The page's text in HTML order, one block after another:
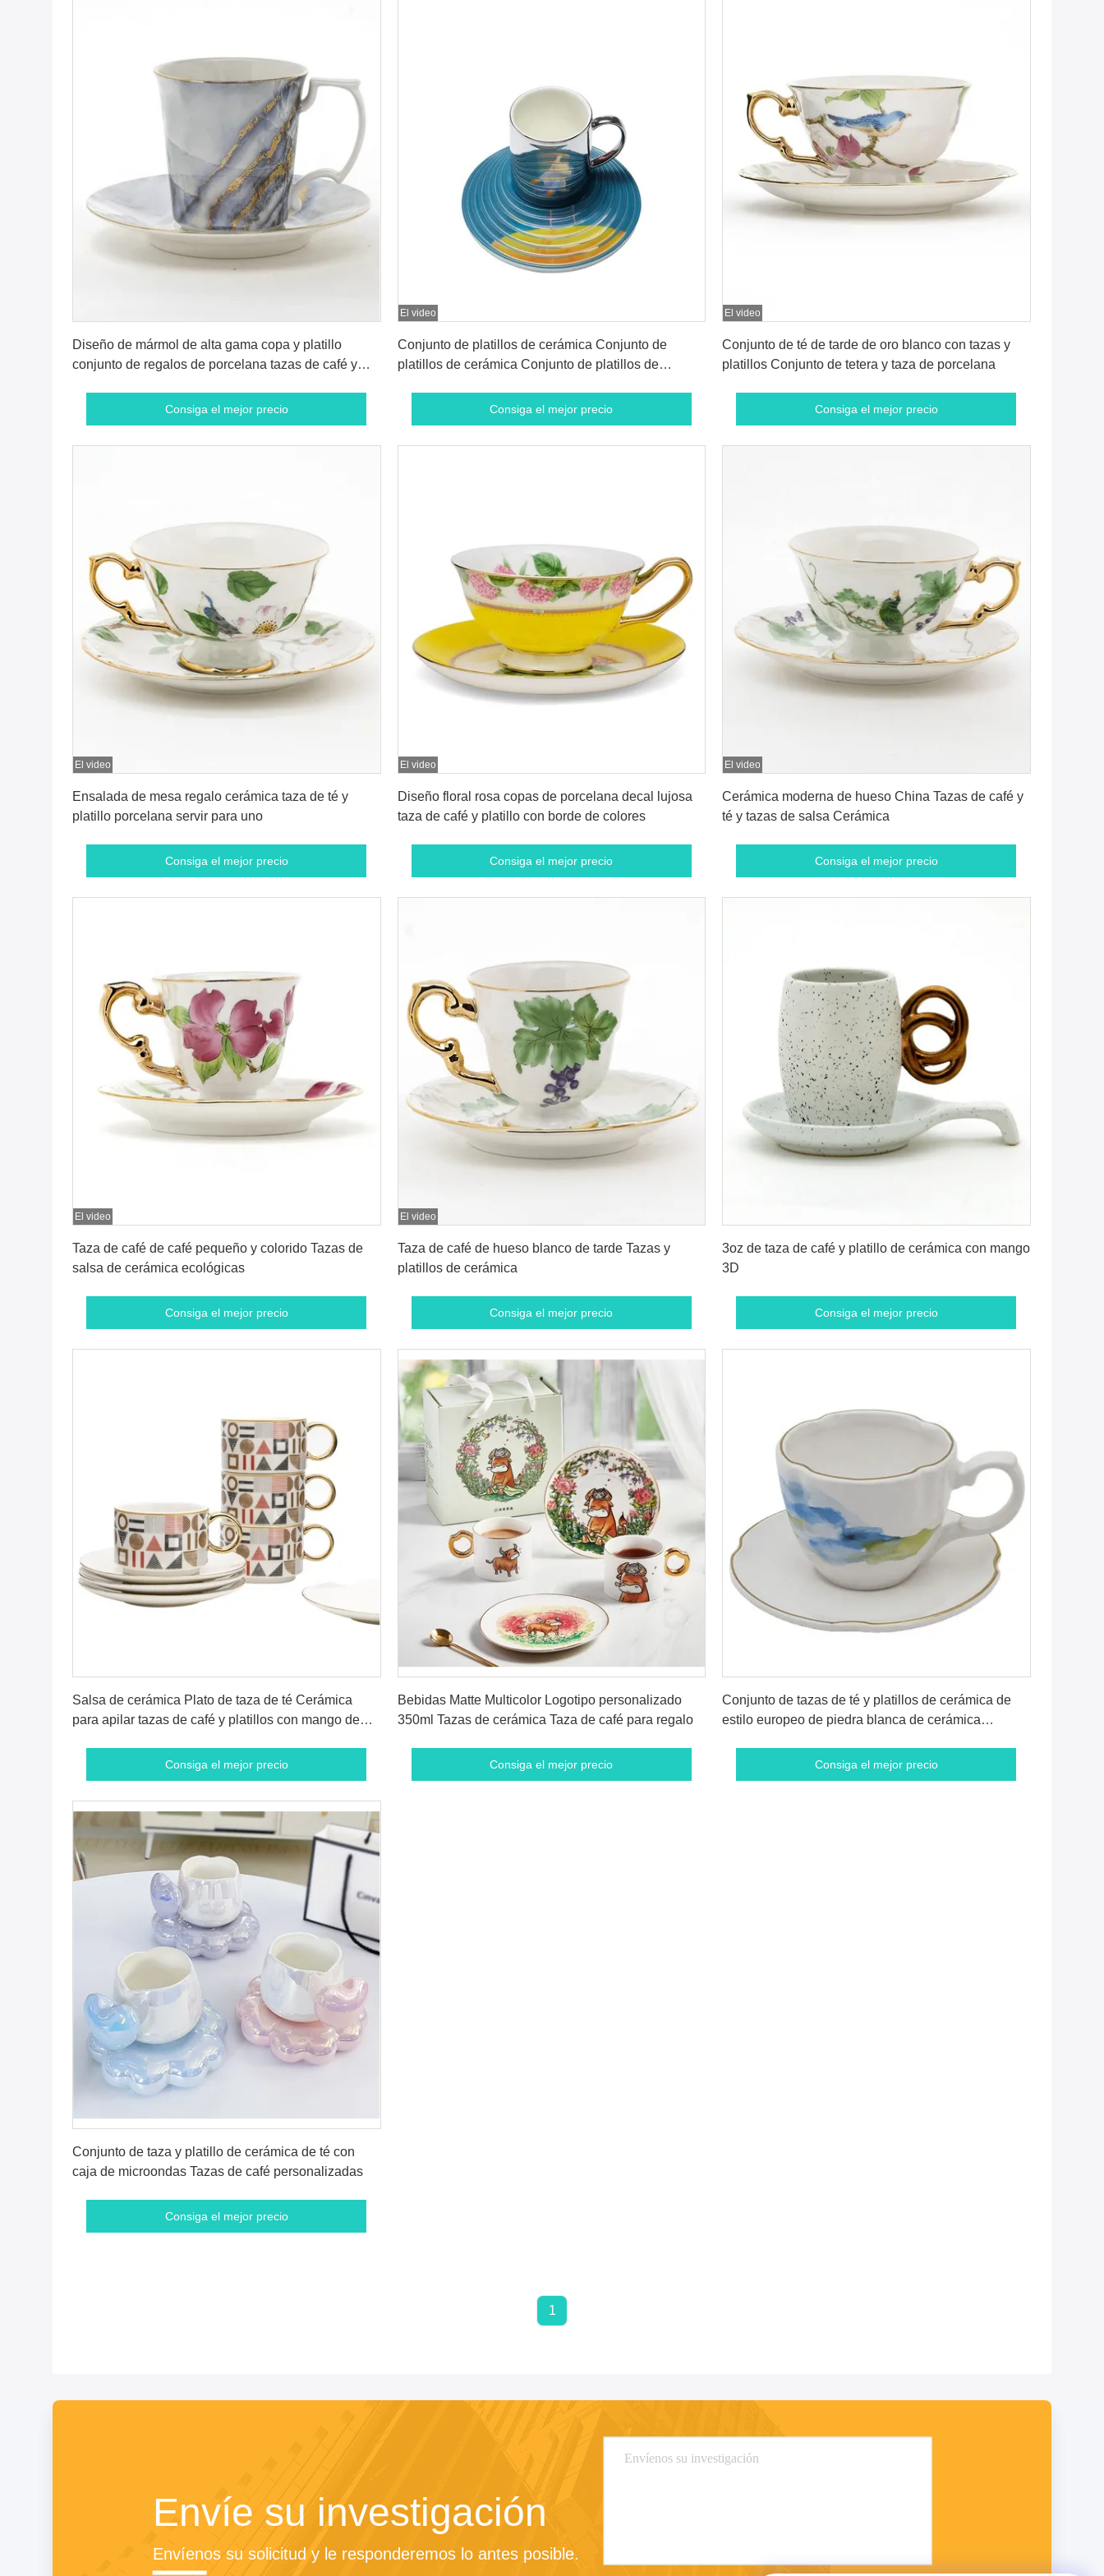
Diseño de mármol de alta gama copa y platillo
conjunto de regalos de porcelana tazas de café y
Consiga el mejor precio
El video
Conjunto de platillos de cerámica Conjunto de
platillos de cerámica Conjunto de platillos de
Consiga el mejor precio
El video
Conjunto de té de tarde de oro blanco con tazas y
platillos Conjunto de tetera y taza de porcelana
Consiga el mejor precio
El video
Ensalada de mesa regalo cerámica taza de té y
platillo porcelana servir para uno
Consiga el mejor precio
El video
Diseño floral rosa copas de porcelana decal lujosa
taza de café y platillo con borde de colores
Consiga el mejor precio
El video
Cerámica moderna de hueso China Tazas de café y
té y tazas de salsa Cerámica
Consiga el mejor precio
El video
Taza de café de café pequeño y colorido Tazas de
salsa de cerámica ecológicas
Consiga el mejor precio
El video
Taza de café de hueso blanco de tarde Tazas y
platillos de cerámica
Consiga el mejor precio
3oz de taza de café y platillo de cerámica con mango
3D
Consiga el mejor precio
Salsa de cerámica Plato de taza de té Cerámica
para apilar tazas de café y platillos con mango de
Consiga el mejor precio
Bebidas Matte Multicolor Logotipo personalizado
350ml Tazas de cerámica Taza de café para regalo
Consiga el mejor precio
Conjunto de tazas de té y platillos de cerámica de
estilo europeo de piedra blanca de cerámica
Consiga el mejor precio
Conjunto de taza y platillo de cerámica de té con
caja de microondas Tazas de café personalizadas
Consiga el mejor precio
1
Envíe su investigación
Envíenos su solicitud y le responderemos lo antes posible.